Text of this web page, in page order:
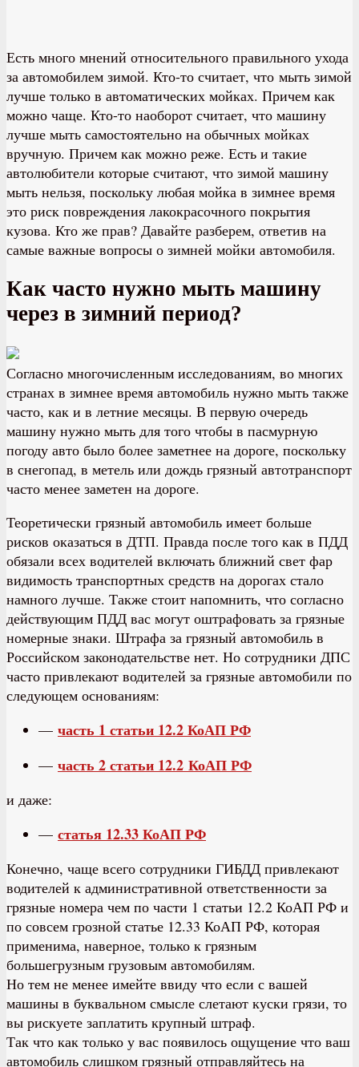
Есть много мнений относительного правильного ухода
за автомобилем зимой. Кто-то считает, что мыть зимой
лучше только в автоматических мойках. Причем как
можно чаще. Кто-то наоборот считает, что машину
лучше мыть самостоятельно на обычных мойках
вручную. Причем как можно реже. Есть и такие
автолюбители которые считают, что зимой машину
мыть нельзя, поскольку любая мойка в зимнее время
это риск повреждения лакокрасочного покрытия
кузова. Кто же прав? Давайте разберем, ответив на
самые важные вопросы о зимней мойки автомобиля.
Как часто нужно мыть машину
через в зимний период?
Согласно многочисленным исследованиям, во многих
странах в зимнее время автомобиль нужно мыть также
часто, как и в летние месяцы. В первую очередь
машину нужно мыть для того чтобы в пасмурную
погоду авто было более заметнее на дороге, поскольку
в снегопад, в метель или дождь грязный автотранспорт
часто менее заметен на дороге.
Теоретически грязный автомобиль имеет больше
рисков оказаться в ДТП. Правда после того как в ПДД
обязали всех водителей включать ближний свет фар
видимость транспортных средств на дорогах стало
намного лучше. Также стоит напомнить, что согласно
действующим ПДД вас могут оштрафовать за грязные
номерные знаки. Штрафа за грязный автомобиль в
Российском законодательстве нет. Но сотрудники ДПС
часто привлекают водителей за грязные автомобили по
следующем основаниям:
— часть 1 статьи 12.2 КоАП РФ
— часть 2 статьи 12.2 КоАП РФ
и даже:
— статья 12.33 КоАП РФ
Конечно, чаще всего сотрудники ГИБДД привлекают
водителей к административной ответственности за
грязные номера чем по части 1 статьи 12.2 КоАП РФ и
по совсем грозной статье 12.33 КоАП РФ, которая
применима, наверное, только к грязным
большегрузным грузовым автомобилям.
Но тем не менее имейте ввиду что если с вашей
машины в буквальном смысле слетают куски грязи, то
вы рискуете заплатить крупный штраф.
Так что как только у вас появилось ощущение что ваш
автомобиль слишком грязный отправляйтесь на